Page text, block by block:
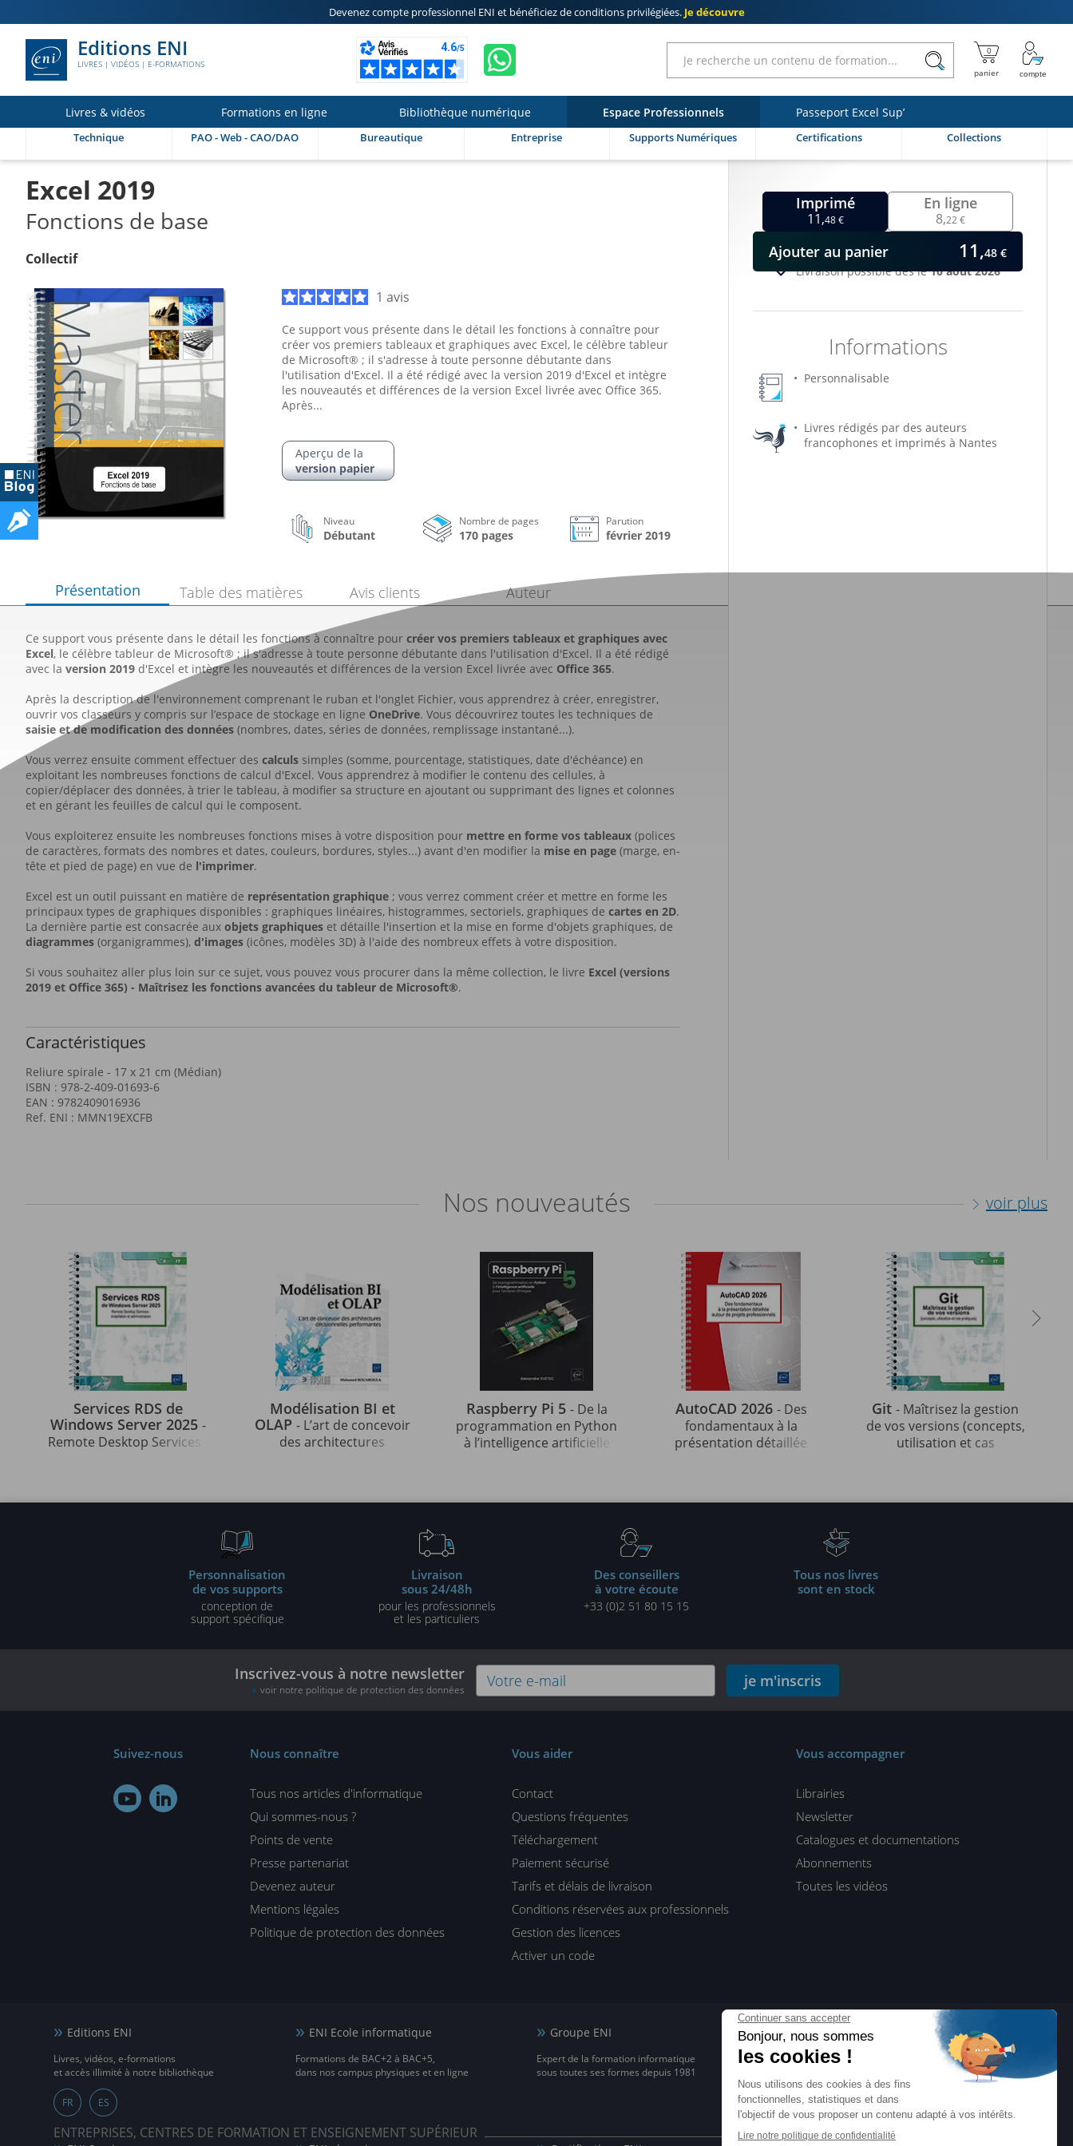
Devenez compte professionnel ENI et bénéficiez deconditions privilégiées. Je découvre
Editions ENI
LIVRES | VIDÉOS | E-FORMATIONS
Livres & vidéos Formations en ligne Bibliothèque numérique Espace Professionnels Passeport Excel Sup’
Technique PAO - Web - CAO/DAO Bureautique Entreprise Supports Numériques Certifications Collections
Excel 2019
Fonctions de base
Collectif
1 avis
Imprimé
11,48 €
Informations
Livraison possible dès le10 août 2026
Personnalisable
Livres rédigés par des auteurs
francophones et imprimés à Nantes
En ligne
8,22 €
Ajouter au panier 11,48 €
Ce support vous présente dans le détail les fonctions à connaître pour
créer vos premiers tableaux et graphiques avec Excel, le célèbre tableur
de Microsoft® ; il s'adresse à toute personne débutante dans
l'utilisation d'Excel. Il a été rédigé avec la version 2019 d'Excel et intègre
les nouveautés et différences de la version Excel livrée avec Office 365.
Après...
Aperçu de la
version papier
Niveau
Débutant
Nombre de pages
170 pages
Parution
février 2019
Présentation
Ce support vous présente dans le détail les fonctions à connaître pour créer vos premiers tableaux et graphiques avec
Excel, le célèbre tableur de Microsoft® ; il s'adresse à toute personne débutante dans l'utilisation d'Excel. Il a été rédigé
avec la version 2019 d'Excel et intègre les nouveautés et différences de la version Excel livrée avec Office 365.
Après la description de l'environnement comprenant le ruban et l'onglet Fichier, vous apprendrez à créer, enregistrer,
ouvrir vos classeurs y compris sur l’espace de stockage en ligne OneDrive. Vous découvrirez toutes les techniques de
saisie et de modification des données (nombres, dates, séries de données, remplissage instantané...).
Vous verrez ensuite comment effectuer des calculs simples (somme, pourcentage, statistiques, date d'échéance) en
exploitant les nombreuses fonctions de calcul d'Excel. Vous apprendrez à modifier le contenu des cellules, à
copier/déplacer des données, à trier le tableau, à modifier sa structure en ajoutant ou supprimant des lignes et colonnes
et en gérant les feuilles de calcul qui le composent.
Vous exploiterez ensuite les nombreuses fonctions mises à votre disposition pour mettre en forme vos tableaux (polices
de caractères, formats des nombres et dates, couleurs, bordures, styles...) avant d'en modifier la mise en page (marge, en-
tête et pied de page) en vue de l'imprimer.
Excel est un outil puissant en matière de représentation graphique ; vous verrez comment créer et mettre en forme les
principaux types de graphiques disponibles : graphiques linéaires, histogrammes, sectoriels, graphiques de cartes en 2D.
La dernière partie est consacrée aux objets graphiques et détaille l'insertion et la mise en forme d'objets graphiques, de
diagrammes (organigrammes), d'images (icônes, modèles 3D) à l'aide des nombreux effets à votre disposition.
Si vous souhaitez aller plus loin sur ce sujet, vous pouvez vous procurer dans la même collection, le livre Excel (versions
2019 et Office 365) - Maîtrisez les fonctions avancées du tableur de Microsoft®.
Caractéristiques
Reliure spirale - 17 x 21 cm (Médian)
ISBN : 978-2-409-01693-6
EAN : 9782409016936
Ref. ENI : MMN19EXCFB
Table des matières Avis clients Auteur
Nos nouveautés voir plus
Services RDS de
Windows Server 2025 -
Remote Desktop Services :
Modélisation BI et
OLAP - L’art de concevoir
des architectures
Raspberry Pi 5 - De la
programmation en Python
à l’intelligence artificielle
AutoCAD 2026 - Des
fondamentaux à la
présentation détaillée
Git - Maîtrisez la gestion
de vos versions (concepts,
utilisation et cas
Personnalisation
de vos supports
conception de
support spécifique
Livraison
sous 24/48h
pour les professionnels
et les particuliers
Des conseillers
à votre écoute
+33 (0)2 51 80 15 15
Tous nos livres
sont en stock
Inscrivez-vous à notre newsletter
voir notre politique de protection des données je m'inscris
Suivez-nous
 
Nous connaître
Tous nos articles d'informatique
Qui sommes-nous ?
Points de vente
Presse partenariat
Devenez auteur
Mentions légales
Politique de protection des données
Vous aider
Contact
Questions fréquentes
Téléchargement
Paiement sécurisé
Tarifs et délais de livraison
Conditions réservées aux professionnels
Gestion des licences
Activer un code
Vous accompagner
Librairies
Newsletter
Catalogues et documentations
Abonnements
Toutes les vidéos
Editions ENI
Livres, vidéos, e-formations
et accès illimité à notre bibliothèque
FR ES
ENI Ecole informatique
Formations de BAC+2 à BAC+5,
dans nos campus physiques et en ligne
Groupe ENI
Expert de la formation informatique
sous toutes ses formes depuis 1981
ENI Blog
Actualités, interviews, dossiers…
ENTREPRISES, CENTRES DE FORMATION ET ENSEIGNEMENT SUPÉRIEUR